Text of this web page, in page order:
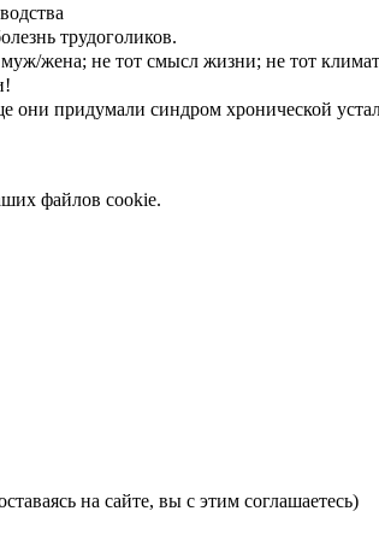
трудоголиков.
жена; не тот смысл жизни; не тот
они придумали синдром хронической
файлов cookie.
на сайте, вы с этим соглашаетесь)